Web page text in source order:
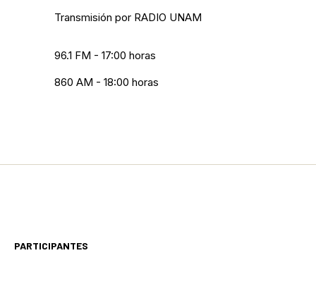
Transmisión por RADIO UNAM
96.1 FM - 17:00 horas
860 AM - 18:00 horas
PARTICIPANTES